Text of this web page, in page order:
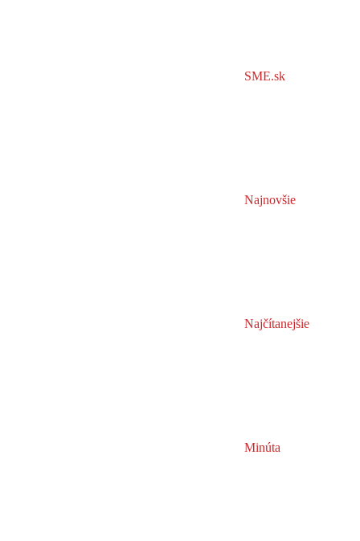
SME.sk
Najnovšie
Najčítanejšie
Minúta